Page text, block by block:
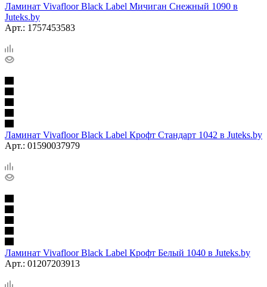
Ламинат Vivafloor Black Label Мичиган Снежный 1090 в
Juteks.by
Арт.: 1757453583
Ламинат Vivafloor Black Label Крофт Стандарт 1042 в Juteks.by
Арт.: 01590037979
Ламинат Vivafloor Black Label Крофт Белый 1040 в Juteks.by
Арт.: 01207203913